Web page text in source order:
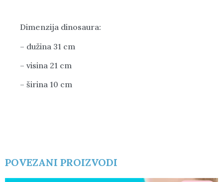
Dimenzija dinosaura:
– dužina 31 cm
– visina 21 cm
– širina 10 cm
POVEZANI PROIZVODI